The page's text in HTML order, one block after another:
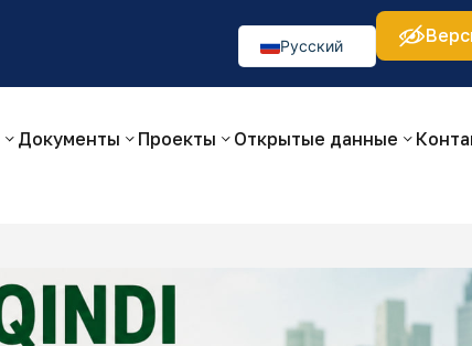
Изображения: 👁 🚫
Русский
O‘zbekcha
Документы Проекты Открытые данные